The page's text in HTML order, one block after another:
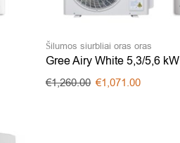
Šilumos siurbliai oras oras
Gree Airy White 5,3/5,6 kW
€1,260.00 €1,071.00